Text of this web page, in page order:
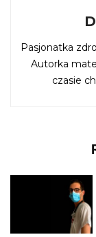
Pasjonatka
Autorka
czasie